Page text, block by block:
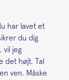
har lavet et
du dig
vil jeg
det højt. Tal
ven. Måske